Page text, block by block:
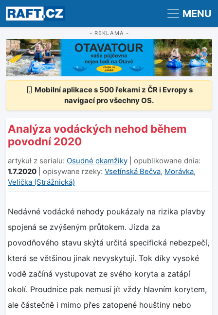
Registrace Přihlášení MENU
- REKLAMA -
Mobilní aplikace s 500 řekami z ČR i Evropy s
navigací pro všechny OS.
Analýza vodáckých nehod během
povodní 2020
artykuł z serialu: Osudné okamžiky | opublikowane dnia:
1.7.2020 | opisywane rzeky: Vsetínská Bečva, Morávka,
Velička (Strážnická)
Nedávné vodácké nehody poukázaly na rizika plavby
spojená se zvýšeným průtokem. Jízda za
povodňového stavu skýtá určitá specifická nebezpečí,
která se většinou jinak nevyskytují. Tok díky vysoké
vodě začíná vystupovat ze svého koryta a zatápí
okolí. Proudnice pak nemusí jít vždy hlavním korytem,
ale částečně i mimo přes zatopené houštiny nebo